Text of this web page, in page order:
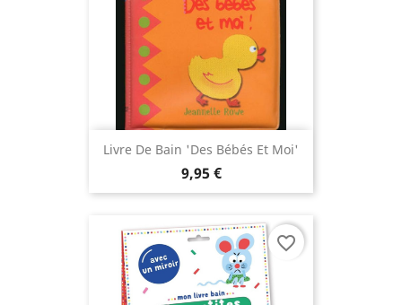
Livre De Bain 'Des Bébés Et Moi'
9,95 €
favorite_border